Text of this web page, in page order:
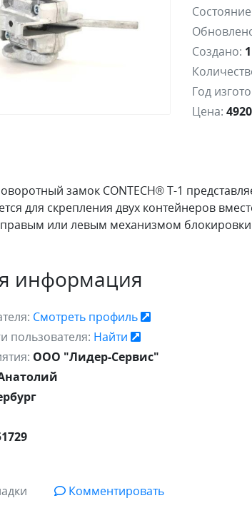
Создано:
Год
Цена: 4920
замок CONTECH® T-1
для скрепления двух контейнеров
правым или левым механизмом
информация
Смотреть профиль
пользователя: Найти
ООО "Лидер-Сервис"
Комментировать